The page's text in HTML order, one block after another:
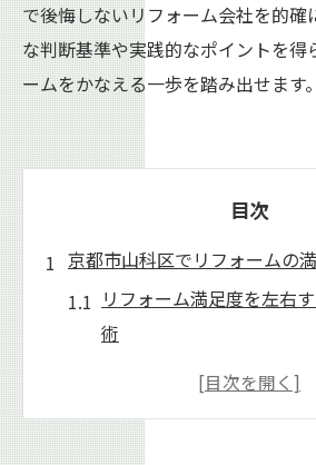
で後悔しないリフォーム会社を的確
な判断基準や実践的なポイントを得
ームをかなえる一歩を踏み出せます。
目次
京都市山科区でリフォームの
リフォーム満足度を左右
術
実際のリフォーム体験談
山科区のリフォーム会社選